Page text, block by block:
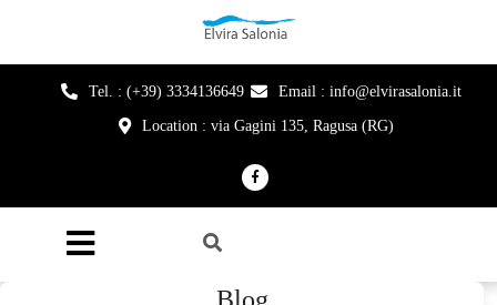
Tel. : (+39) 3334136649 Email : info@elvirasalonia.it
Location : via Gagini 135, Ragusa (RG)